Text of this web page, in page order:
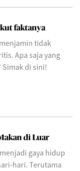
faktanya
tidak
Apa saja yang
di sini!
di Luar
gaya hidup
hari. Terutama